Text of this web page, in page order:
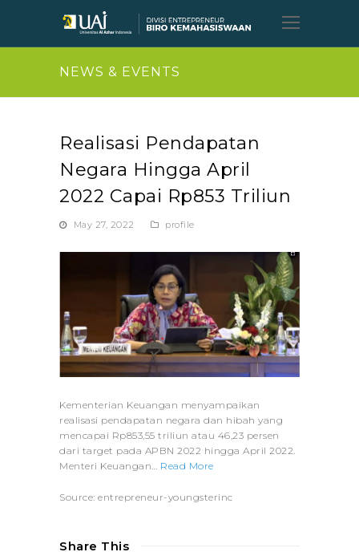
Open
Mobile
NEWS & EVENTS
Realisasi Pendapatan
Negara Hingga April
2022 Capai Rp853 Triliun
May 27, 2022 profile
Kementerian Keuangan menyampaikan
realisasi pendapatan negara dan hibah yang
mencapai Rp853,55 triliun atau 46,23 persen
dari target pada APBN 2022 hingga April 2022.
Menteri Keuangan… Read More
Source: entrepreneur-youngsterinc
Share This